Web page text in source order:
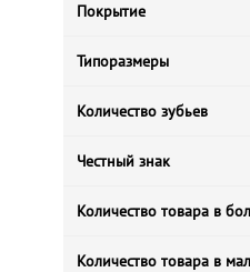
Покрытие
Типоразмеры
Количество зубьев
Честный знак
Количество товара в
Количество товара в